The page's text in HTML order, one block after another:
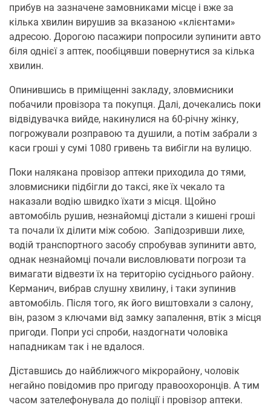
прибув на зазначене замовниками місце і вже за
кілька хвилин вирушив за вказаною «клієнтами»
адресою. Дорогою пасажири попросили зупинити авто
біля однієї з аптек, пообіцявши повернутися за кілька
хвилин.
Опинившись в приміщенні закладу, зловмисники
побачили провізора та покупця. Далі, дочекались поки
відвідувачка вийде, накинулися на 60-річну жінку,
погрожували розправою та душили, а потім забрали з
каси гроші у сумі 1080 гривень та вибігли на вулицю.
Поки налякана провізор аптеки приходила до тями,
зловмисники підбігли до таксі, яке їх чекало та
наказали водію швидко їхати з місця. Щойно
автомобіль рушив, незнайомці дістали з кишені гроші
та почали їх ділити між собою. Запідозривши лихе,
водій транспортного засобу спробував зупинити авто,
однак незнайомці почали висловлювати погрози та
вимагати відвезти їх на територію сусіднього району.
Керманич, вибрав слушну хвилину, і таки зупинив
автомобіль. Після того, як його виштовхали з салону,
він, разом з ключами від замку запалення, втік з місця
пригоди. Попри усі спроби, наздогнати чоловіка
нападникам так і не вдалося.
Діставшись до найближчого мікрорайону, чоловік
негайно повідомив про пригоду правоохоронців. А тим
часом зателефонувала до поліції і провізор аптеки.